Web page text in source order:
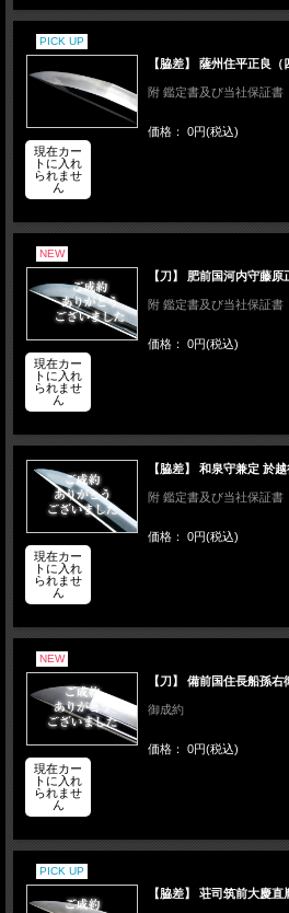
PICK UP
【脇差】 薩州住平正良
附 鑑定書及び当社保証書
価格： 0円(税込)
現在カー
トに入れ
られませ
ん
NEW
【刀】 肥前国河内守藤原
附 鑑定書及び当社保証書
価格： 0円(税込)
現在カー
トに入れ
られませ
ん
【脇差】 和泉守兼定 於
附 鑑定書及び当社保証書
価格： 0円(税込)
現在カー
トに入れ
られませ
ん
NEW
【刀】 備前国住長船孫
御成約
価格： 0円(税込)
現在カー
トに入れ
られませ
ん
PICK UP
【脇差】 荘司筑前大慶